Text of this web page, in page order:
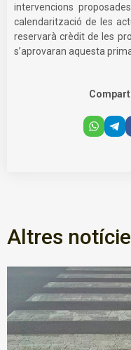
intervencions
calendarització de les
reservarà crèdit de les
s’aprovaran aquesta
Altres